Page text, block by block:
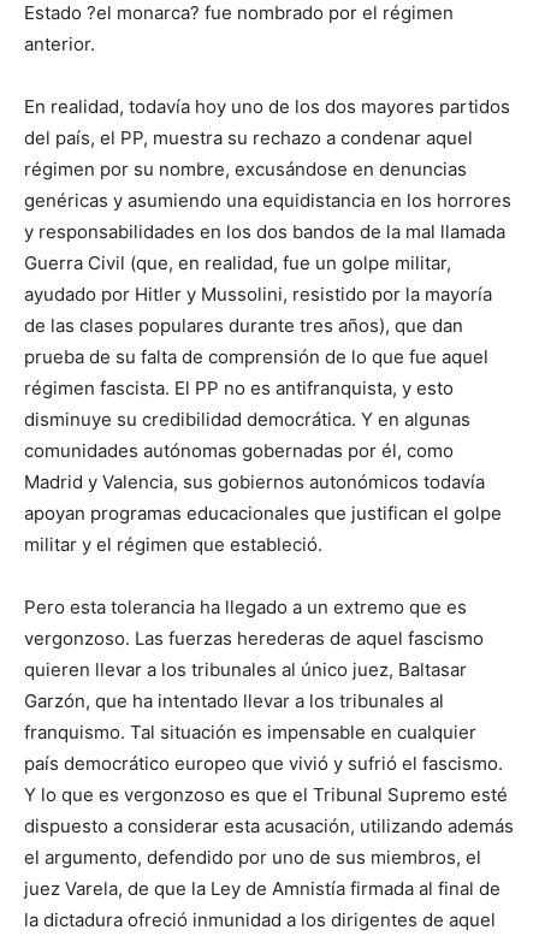
Estado ?el monarca? fue nombrado por el régimen
anterior.
En realidad, todavía hoy uno de los dos mayores partidos
del país, el PP, muestra su rechazo a condenar aquel
régimen por su nombre, excusándose en denuncias
genéricas y asumiendo una equidistancia en los horrores
y responsabilidades en los dos bandos de la mal llamada
Guerra Civil (que, en realidad, fue un golpe militar,
ayudado por Hitler y Mussolini, resistido por la mayoría
de las clases populares durante tres años), que dan
prueba de su falta de comprensión de lo que fue aquel
régimen fascista. El PP no es antifranquista, y esto
disminuye su credibilidad democrática. Y en algunas
comunidades autónomas gobernadas por él, como
Madrid y Valencia, sus gobiernos autonómicos todavía
apoyan programas educacionales que justifican el golpe
militar y el régimen que estableció.
Pero esta tolerancia ha llegado a un extremo que es
vergonzoso. Las fuerzas herederas de aquel fascismo
quieren llevar a los tribunales al único juez, Baltasar
Garzón, que ha intentado llevar a los tribunales al
franquismo. Tal situación es impensable en cualquier
país democrático europeo que vivió y sufrió el fascismo.
Y lo que es vergonzoso es que el Tribunal Supremo esté
dispuesto a considerar esta acusación, utilizando además
el argumento, defendido por uno de sus miembros, el
juez Varela, de que la Ley de Amnistía firmada al final de
la dictadura ofreció inmunidad a los dirigentes de aquel